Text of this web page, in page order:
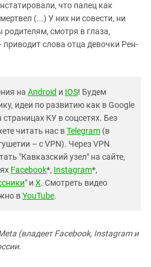
что палец как
(...) У них ни совести, ни
родителям, смотря в глаза,
приводит слова отца девочки Рен-
на Android и IOS! Будем
идеи по развитию как в Google
КУ в соцсетях. Без
читать нас вTelegram (в
– с VPN). Через VPN
"Кавказский узел" на сайте,
Facebook*, Instagram*,
" и X. Смотреть видео
вYouTube.
(владеет Facebook, Instagram и